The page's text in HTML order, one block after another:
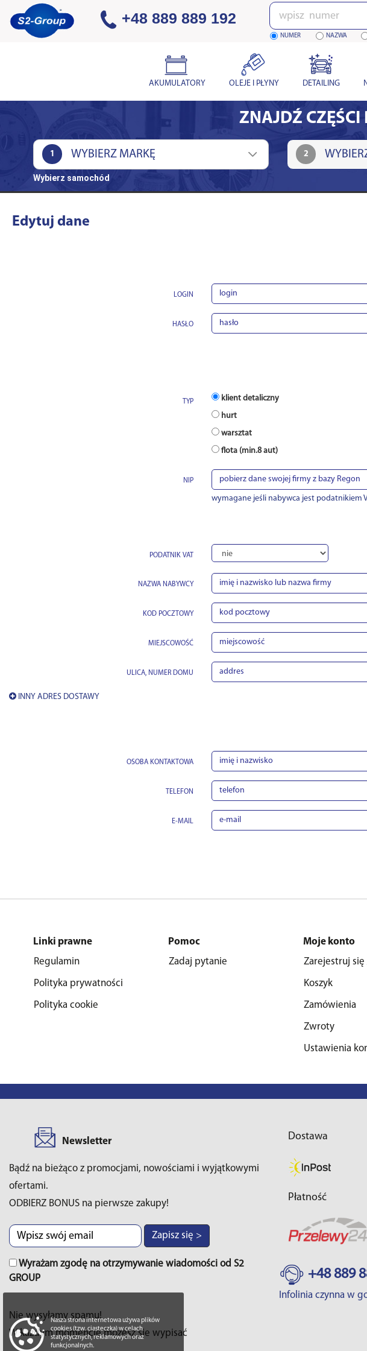
+48 889 889 192 Wpisz
numer
NUMER NAZWA
AKUMULATORY OLEJE I PŁYNY DETAILING
ZNAJDŹ
1 2
Wybierz samochód
Edytuj dane
LOGIN
HASŁO
TYP
klient detaliczny
hurt
warsztat
flota (min.8 aut)
NIP
wymagane jeśli nabywca jest podatnikiem
PODATNIK VAT
NAZWA NABYWCY
KOD POCZTOWY
MIEJSCOWOŚĆ
ULICA, NUMER DOMU
INNY ADRES DOSTAWY
OSOBA KONTAKTOWA
TELEFON
E-MAIL
Linki prawne
Regulamin
Polityka prywatności
Polityka cookie
Pomoc
Zadaj pytanie
Moje konto
Zarejestruj
Koszyk
Zamówienia
Zwroty
Ustawienia
Newsletter
Bądź na bieżąco z promocjami, nowościami i wyjątkowymi
ofertami.
ODBIERZ BONUS na pierwsze zakupy!
Zapisz się >
Wyrażam zgodę na otrzymywanie wiadomości od S2
GROUP
Nie wysyłamy spamu!
W każdym momencie możesz sie wypisać
Dostawa
Płatność
+48 889
Infolinia czynna w
Nasza strona internetowa używa plików
cookies (tzw. ciasteczka) w celach
statystycznych, reklamowych oraz
funkcjonalnych.